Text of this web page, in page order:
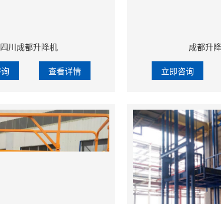
四川成都升降机
查看详情
成都升
立即咨询